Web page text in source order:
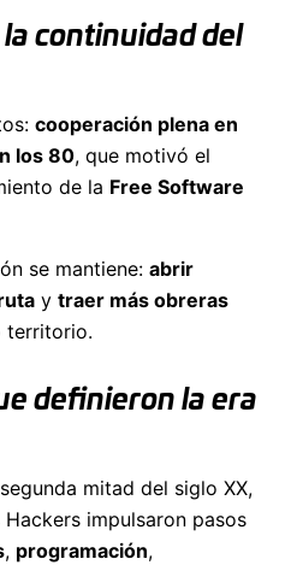
continuidad del
cooperación plena en
los 80, que motivó el
de la Free Software
se mantiene: abrir
y traer más obreras
territorio.
definieron la era
mitad del siglo XX,
impulsaron pasos
, programación,